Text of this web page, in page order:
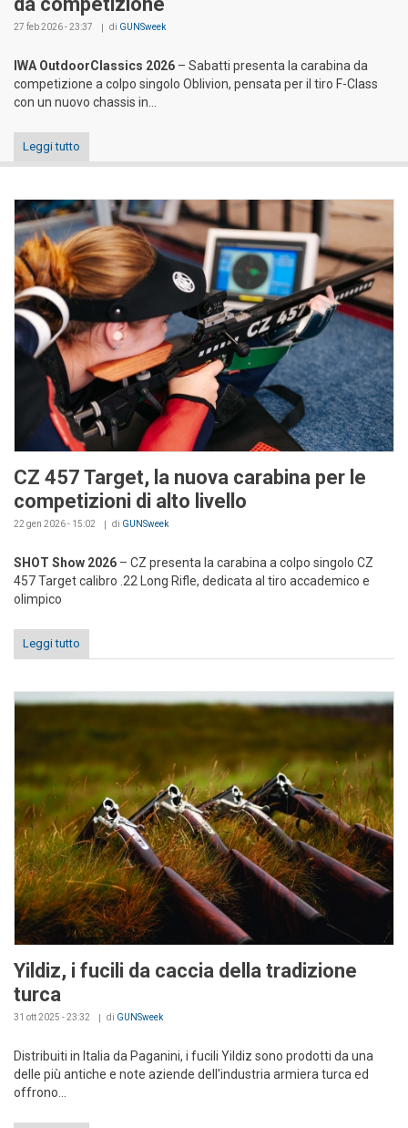
27 feb 2026 - 23:37 di GUNSweek
IWA OutdoorClassics 2026 – Sabatti presenta la carabina da
competizione a colpo singolo Oblivion, pensata per il tiro F-Class
con un nuovo chassis in...
Leggi tutto
CZ 457 Target, la nuova carabina per le
competizioni di alto livello
22 gen 2026 - 15:02 di GUNSweek
SHOT Show 2026 – CZ presenta la carabina a colpo singolo CZ
457 Target calibro .22 Long Rifle, dedicata al tiro accademico e
olimpico
Leggi tutto
Yildiz, i fucili da caccia della tradizione
turca
31 ott 2025 - 23:32 di GUNSweek
Distribuiti in Italia da Paganini, i fucili Yildiz sono prodotti da una
delle più antiche e note aziende dell'industria armiera turca ed
offrono...